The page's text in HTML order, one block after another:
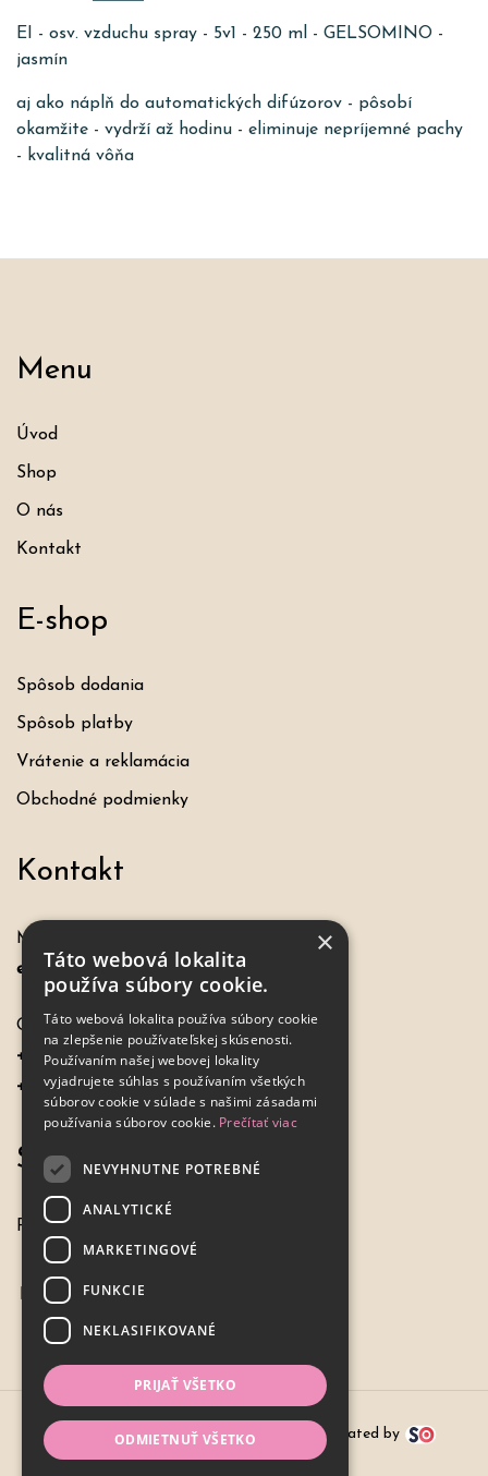
EI - osv. vzduchu spray - 5v1 - 250 ml - GELSOMINO -
jasmín
aj ako náplň do automatických difúzorov - pôsobí
okamžite - vydrží až hodinu - eliminuje nepríjemné pachy
- kvalitná vôňa
Menu
Úvod
Shop
O nás
Kontakt
E-shop
Spôsob dodania
Spôsob platby
Vrátenie a reklamácia
Obchodné podmienky
Kontakt
Máte otázku, požiadavku?
eshop@hochel.sk
Objednávky:
+421 917 649 198
+421 - 33 7798967
Sme tu pre vás
Pondelok - Piatok
HOCHEL export-import s.r.o. | created by
×
Táto webová lokalita
používa súbory cookie.
Táto webová lokalita používa súbory cookie
na zlepšenie používateľskej skúsenosti.
Používaním našej webovej lokality
vyjadrujete súhlas s používaním všetkých
súborov cookie v súlade s našimi zásadami
používania súborov cookie. Prečítať viac
NEVYHNUTNE POTREBNÉ
ANALYTICKÉ
MARKETINGOVÉ
FUNKCIE
NEKLASIFIKOVANÉ
PRIJAŤ VŠETKO
ODMIETNUŤ VŠETKO